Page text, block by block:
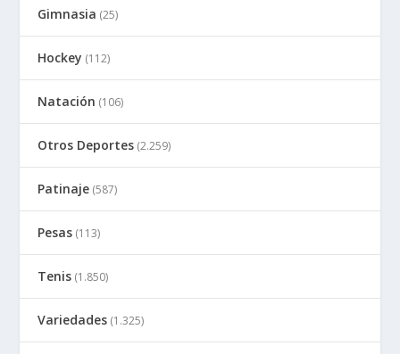
Gimnasia (25)
Hockey (112)
Natación (106)
Otros Deportes (2.259)
Patinaje (587)
Pesas (113)
Tenis (1.850)
Variedades (1.325)